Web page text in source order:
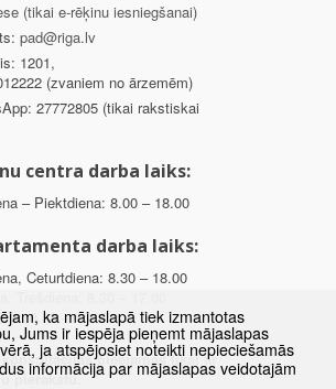
(tikai e-rēķinu iesniegšanai)
pad@riga.lv
1201,
(zvaniem no ārzemēm)
27772805 (tikai rakstiskai
centra darba laiks:
– Piektdiena: 8.00 – 18.00
darba laiks:
Ceturtdiena: 8.30 – 18.00
8.30 – 15.00
pieejamas tikai ar
pierakstu.
ka mājaslapā tiek izmantotas
Jums ir iespēja pieņemt mājaslapas
ja atspējosiet noteikti nepieciešamās
informācija par mājaslapas veidotajām